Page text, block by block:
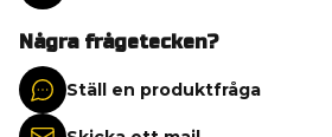
Några frågetecken?
Ställ en produktfråga